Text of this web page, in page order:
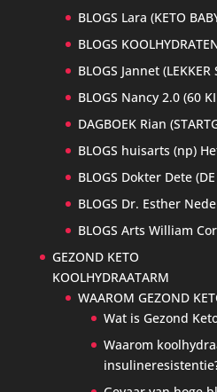
BLOGS Lara (KETO
BLOGS
BLOGS Jannet (LEKKER
BLOGS Nancy 2.0 (60
DAGBOEK Rian
BLOGS huisarts (np)
BLOGS Dokter Dete (DE
BLOGS Dr. Esther
BLOGS Arts William
GEZOND KETO
KOOLHYDRAATARM
WAAROM GEZOND
Wat is Gezond
Waarom